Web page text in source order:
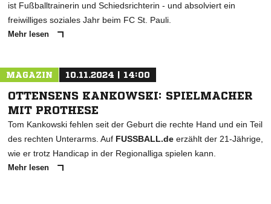
ist Fußballtrainerin und Schiedsrichterin - und absolviert ein
freiwilliges soziales Jahr beim FC St. Pauli.
Mehr lesen
MAGAZIN 10.11.2024 | 14:00
OTTENSENS KANKOWSKI: SPIELMACHER
MIT PROTHESE
Tom Kankowski fehlen seit der Geburt die rechte Hand und ein Teil
des rechten Unterarms. Auf FUSSBALL.de erzählt der 21-Jährige,
wie er trotz Handicap in der Regionalliga spielen kann.
Mehr lesen